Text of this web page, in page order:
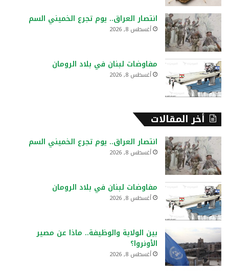
انتصار العراق.. يوم تجرع الخميني السم
أغسطس 8, 2026
مفاوضات لبنان في بلاد الرومان
أغسطس 8, 2026
أخر المقالات
انتصار العراق.. يوم تجرع الخميني السم
أغسطس 8, 2026
مفاوضات لبنان في بلاد الرومان
أغسطس 8, 2026
بين الولاية والوظيفة.. ماذا عن مصير
الأونروا؟
أغسطس 8, 2026